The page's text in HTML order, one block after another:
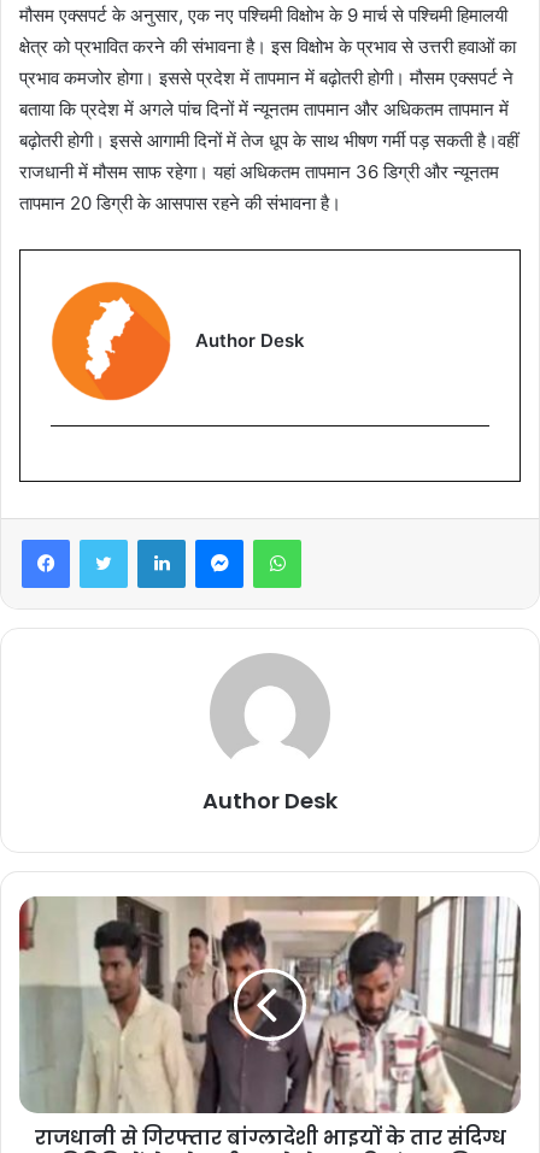
मौसम एक्सपर्ट के अनुसार, एक नए पश्चिमी विक्षोभ के 9 मार्च से पश्चिमी हिमालयी
क्षेत्र को प्रभावित करने की संभावना है। इस विक्षोभ के प्रभाव से उत्तरी हवाओं का
प्रभाव कमजोर होगा। इससे प्रदेश में तापमान में बढ़ोतरी होगी। मौसम एक्सपर्ट ने
बताया कि प्रदेश में अगले पांच दिनों में न्यूनतम तापमान और अधिकतम तापमान में
बढ़ोतरी होगी। इससे आगामी दिनों में तेज धूप के साथ भीषण गर्मी पड़ सकती है।वहीं
राजधानी में मौसम साफ रहेगा। यहां अधिकतम तापमान 36 डिग्री और न्यूनतम
तापमान 20 डिग्री के आसपास रहने की संभावना है।
Author Desk
Author Desk
राजधानी से गिरफ्तार बांग्लादेशी भाइयों के तार संदिग्ध